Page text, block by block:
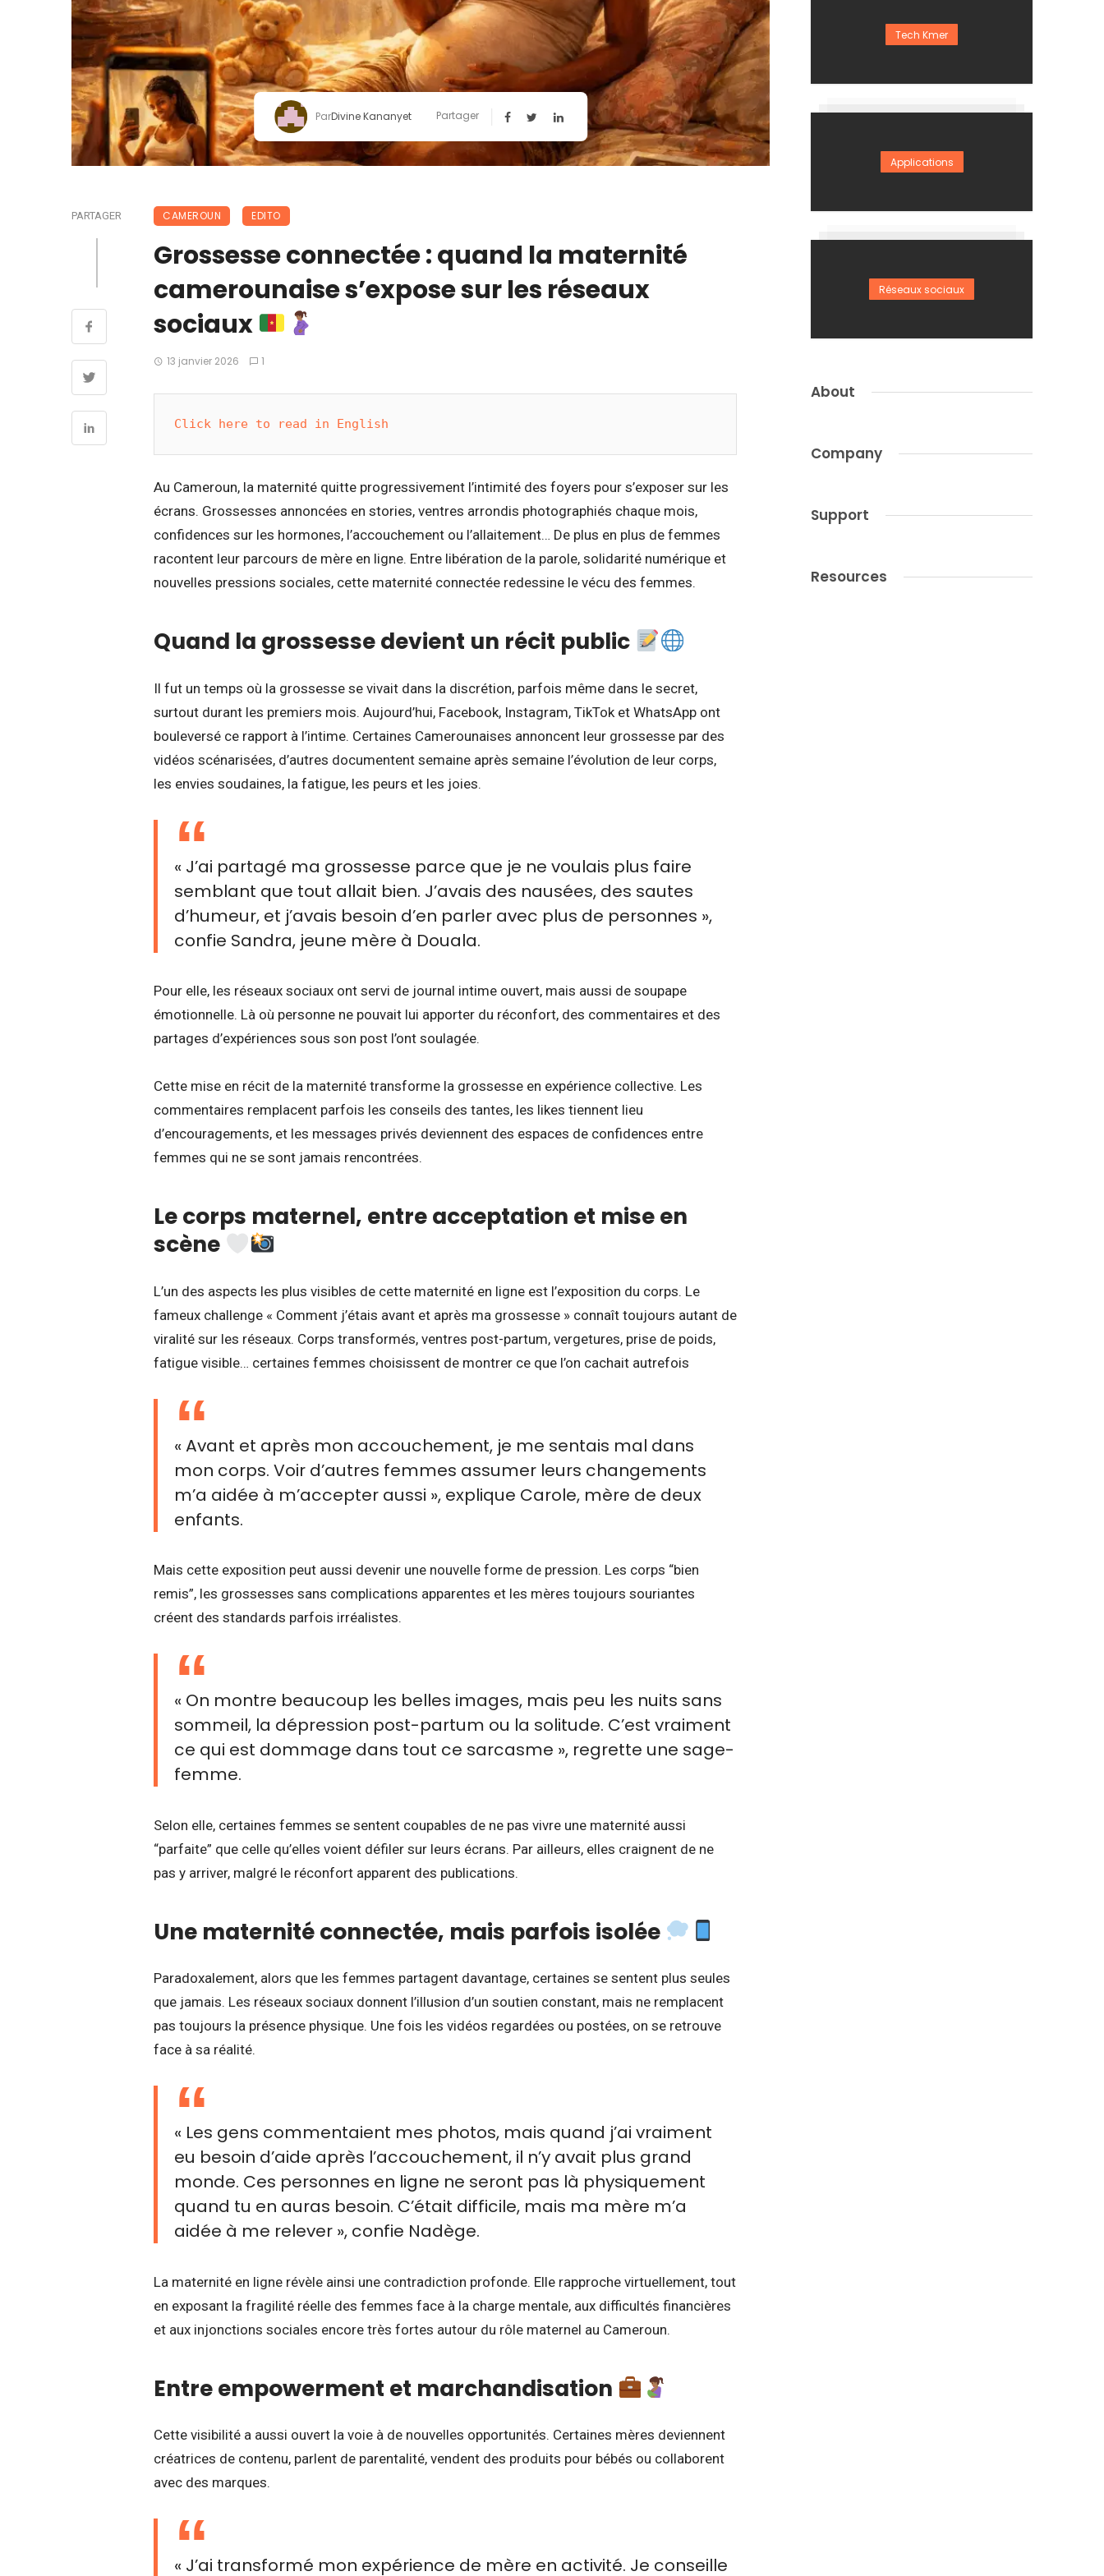
ParDivine Kananyet Partager
PARTAGER CAMEROUN EDITO
Grossesse connectée : quand la maternité
camerounaise s’expose sur les réseaux
sociaux
13 janvier 2026 1
Click here to read in English
Au Cameroun, la maternité quitte progressivement l’intimité des foyers pour s’exposer sur les
écrans. Grossesses annoncées en stories, ventres arrondis photographiés chaque mois,
confidences sur les hormones, l’accouchement ou l’allaitement… De plus en plus de femmes
racontent leur parcours de mère en ligne. Entre libération de la parole, solidarité numérique et
nouvelles pressions sociales, cette maternité connectée redessine le vécu des femmes.
Quand la grossesse devient un récit public
Il fut un temps où la grossesse se vivait dans la discrétion, parfois même dans le secret,
surtout durant les premiers mois. Aujourd’hui, Facebook, Instagram, TikTok et WhatsApp ont
bouleversé ce rapport à l’intime. Certaines Camerounaises annoncent leur grossesse par des
vidéos scénarisées, d’autres documentent semaine après semaine l’évolution de leur corps,
les envies soudaines, la fatigue, les peurs et les joies.
« J’ai partagé ma grossesse parce que je ne voulais plus faire
semblant que tout allait bien. J’avais des nausées, des sautes
d’humeur, et j’avais besoin d’en parler avec plus de personnes »,
confie Sandra, jeune mère à Douala.
Pour elle, les réseaux sociaux ont servi de journal intime ouvert, mais aussi de soupape
émotionnelle. Là où personne ne pouvait lui apporter du réconfort, des commentaires et des
partages d’expériences sous son post l’ont soulagée.
Cette mise en récit de la maternité transforme la grossesse en expérience collective. Les
commentaires remplacent parfois les conseils des tantes, les likes tiennent lieu
d’encouragements, et les messages privés deviennent des espaces de confidences entre
femmes qui ne se sont jamais rencontrées.
Le corps maternel, entre acceptation et mise en
scène
L’un des aspects les plus visibles de cette maternité en ligne est l’exposition du corps. Le
fameux challenge « Comment j’étais avant et après ma grossesse » connaît toujours autant de
viralité sur les réseaux. Corps transformés, ventres post-partum, vergetures, prise de poids,
fatigue visible… certaines femmes choisissent de montrer ce que l’on cachait autrefois
« Avant et après mon accouchement, je me sentais mal dans
mon corps. Voir d’autres femmes assumer leurs changements
m’a aidée à m’accepter aussi », explique Carole, mère de deux
enfants.
Mais cette exposition peut aussi devenir une nouvelle forme de pression. Les corps “bien
remis”, les grossesses sans complications apparentes et les mères toujours souriantes
créent des standards parfois irréalistes.
« On montre beaucoup les belles images, mais peu les nuits sans
sommeil, la dépression post-partum ou la solitude. C’est vraiment
ce qui est dommage dans tout ce sarcasme », regrette une sage-
femme.
Selon elle, certaines femmes se sentent coupables de ne pas vivre une maternité aussi
“parfaite” que celle qu’elles voient défiler sur leurs écrans. Par ailleurs, elles craignent de ne
pas y arriver, malgré le réconfort apparent des publications.
Une maternité connectée, mais parfois isolée
Paradoxalement, alors que les femmes partagent davantage, certaines se sentent plus seules
que jamais. Les réseaux sociaux donnent l’illusion d’un soutien constant, mais ne remplacent
pas toujours la présence physique. Une fois les vidéos regardées ou postées, on se retrouve
face à sa réalité.
« Les gens commentaient mes photos, mais quand j’ai vraiment
eu besoin d’aide après l’accouchement, il n’y avait plus grand
monde. Ces personnes en ligne ne seront pas là physiquement
quand tu en auras besoin. C’était difficile, mais ma mère m’a
aidée à me relever », confie Nadège.
La maternité en ligne révèle ainsi une contradiction profonde. Elle rapproche virtuellement, tout
en exposant la fragilité réelle des femmes face à la charge mentale, aux difficultés financières
et aux injonctions sociales encore très fortes autour du rôle maternel au Cameroun.
Entre empowerment et marchandisation
Cette visibilité a aussi ouvert la voie à de nouvelles opportunités. Certaines mères deviennent
créatrices de contenu, parlent de parentalité, vendent des produits pour bébés ou collaborent
avec des marques.
« J’ai transformé mon expérience de mère en activité. Je conseille
Tech Kmer
Applications
Réseaux sociaux
About
Company
Support
Resources